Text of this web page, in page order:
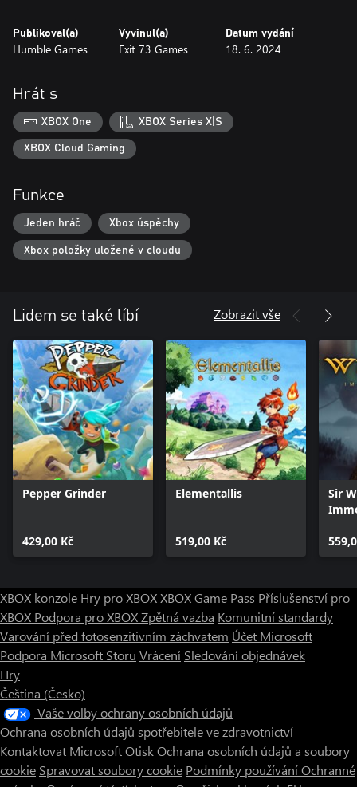
Publikoval(a)
Humble Games
Vyvinul(a)
Exit 73 Games
Datum vydání
18. 6. 2024
Hrát s
XBOX One XBOX Series X|S
XBOX Cloud Gaming
Funkce
Jeden hráč Xbox úspěchy
Xbox položky uložené v cloudu
Lidem se také líbí Zobrazit vše
Pepper Grinder
429,00 Kč
Elementallis
519,00 Kč
Sir
XBOX konzole Hry pro XBOXXBOX Game Pass Příslušenství pro
XBOX Podpora pro XBOXZpětná vazba Komunitní standardy
Varování před fotosenzitivním záchvatem Účet Microsoft
Podpora Microsoft Storu Vrácení Sledování objednávek
Hry
Čeština (Česko)
Vaše volby ochrany osobních údajů
Ochrana osobních údajů spotřebitele ve zdravotnictví
Kontaktovat MicrosoftOtiskOchrana osobních údajů a soubory
cookie Spravovat soubory cookie Podmínky používáníOchranné